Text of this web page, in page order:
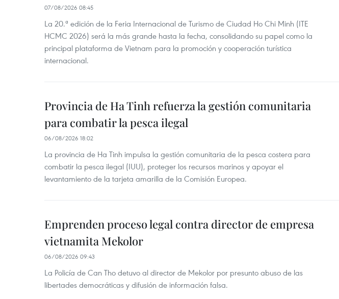
07/08/2026 08:45
La 20.ª edición de la Feria Internacional de Turismo de Ciudad Ho Chi Minh (ITE
HCMC 2026) será la más grande hasta la fecha, consolidando su papel como la
principal plataforma de Vietnam para la promoción y cooperación turística
internacional.
Provincia de Ha Tinh refuerza la gestión comunitaria
para combatir la pesca ilegal
06/08/2026 18:02
La provincia de Ha Tinh impulsa la gestión comunitaria de la pesca costera para
combatir la pesca ilegal (IUU), proteger los recursos marinos y apoyar el
levantamiento de la tarjeta amarilla de la Comisión Europea.
Emprenden proceso legal contra director de empresa
vietnamita Mekolor
06/08/2026 09:43
La Policía de Can Tho detuvo al director de Mekolor por presunto abuso de las
libertades democráticas y difusión de información falsa.